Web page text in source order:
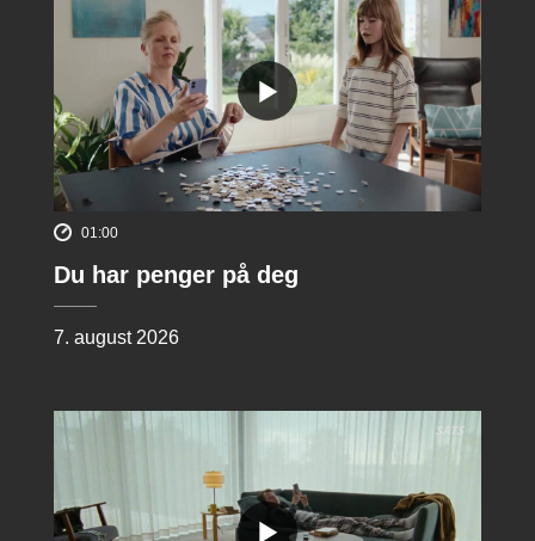
01:00
Du har penger på deg
7. august 2026